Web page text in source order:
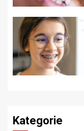
Kategorie